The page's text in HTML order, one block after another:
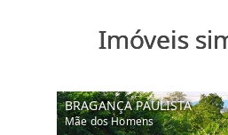
Imóveis
BRAGANÇA PAULISTA
Mãe dos Homens